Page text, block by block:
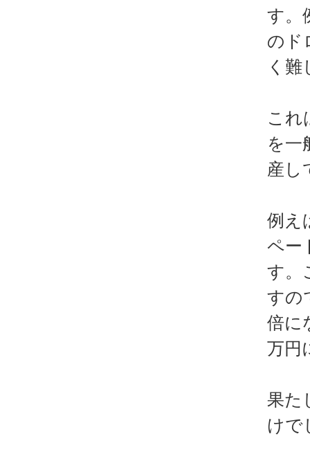
す。
のド
く
これ
を一
産し
例え
ペー
す。
すの
倍に
万円
果た
けで